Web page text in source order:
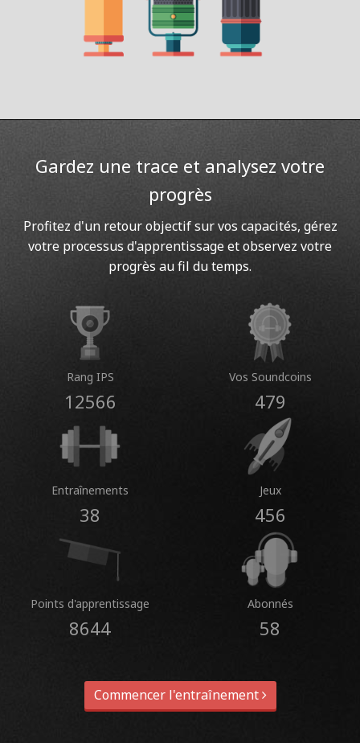
Gardez une trace et analysez votre
progrès
Profitez d'un retour objectif sur vos capacités, gérez
votre processus d'apprentissage et observez votre
progrès au fil du temps.
Rang IPS
12566
Vos Soundcoins
479
Entraînements
38
Jeux
456
Points d'apprentissage
8644
Abonnés
58
Commencer l'entraînement